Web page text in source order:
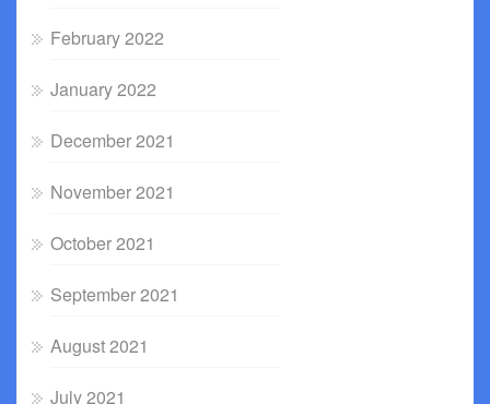
February 2022
January 2022
December 2021
November 2021
October 2021
September 2021
August 2021
July 2021